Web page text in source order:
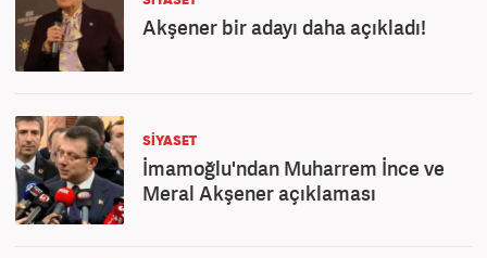
Akşener bir adayı daha açıkladı!
SİYASET
İmamoğlu'ndan Muharrem İnce ve
Meral Akşener açıklaması